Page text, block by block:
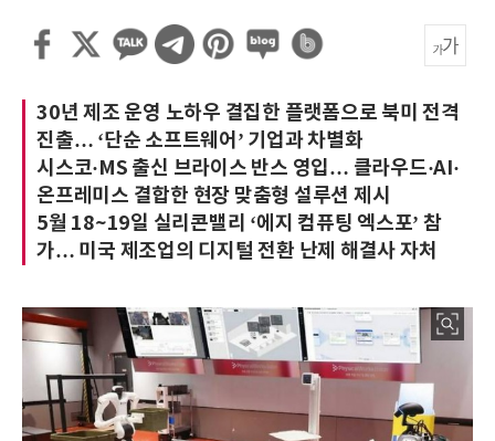
30년 제조 운영 노하우 결집한 플랫폼으로 북미 전격
진출… ‘단순 소프트웨어’ 기업과 차별화
시스코·MS 출신 브라이스 반스 영입… 클라우드·AI·
온프레미스 결합한 현장 맞춤형 설루션 제시
5월 18~19일 실리콘밸리 ‘에지 컴퓨팅 엑스포’ 참
가… 미국 제조업의 디지털 전환 난제 해결사 자처